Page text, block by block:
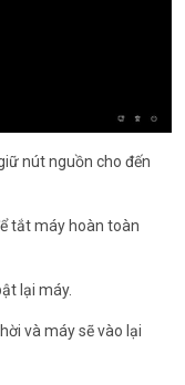
nút nguồn cho đến
tắt máy hoàn toàn
lại máy.
và máy sẽ vào lại